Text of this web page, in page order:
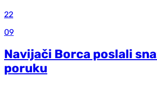
22
09
Navijači Borca poslali
poruku